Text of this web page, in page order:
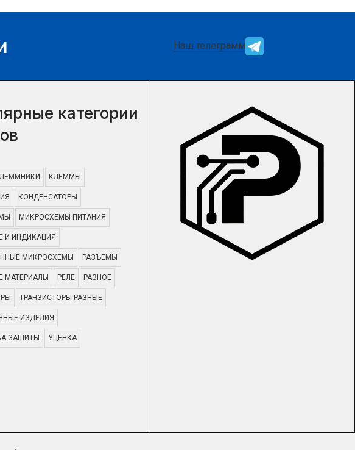
Наш телеграмм
категории
КЛЕММЫ
КОНДЕНСАТОРЫ
МИКРОСХЕМЫ ПИТАНИЯ
И ИНДИКАЦИЯ
МИКРОСХЕМЫ РАЗЪЕМЫ
МАТЕРИАЛЫ РЕЛЕ РАЗНОЕ
ТРАНЗИСТОРЫ РАЗНЫЕ
ИЗДЕЛИЯ
ЗАЩИТЫ УЦЕНКА